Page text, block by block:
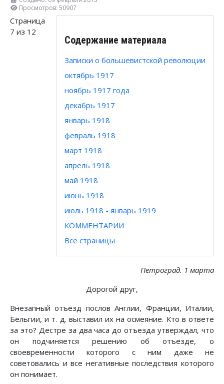
Просмотров: 50907
Содержание материала
Записки о большевистской революции
октябрь 1917
ноябрь 1917 года
декабрь 1917
январь 1918
февраль 1918
март 1918
апрель 1918
май 1918
июнь 1918
июль 1918 - январь 1919
КОММЕНТАРИИ
Все страницы
Страница
7 из 12
Петроград. 1 марта
Дорогой друг,
Внезапный отъезд послов Англии, Франции, Италии,
Бельгии, и т. д. выставил их на осмеяние. Кто в ответе
за это? Дестре за два часа до отъезда утверждал, что
он подчиняется решению об отъезде, о
своевременности которого с ним даже не
советовались и все негативные последствия которого
он понимает.